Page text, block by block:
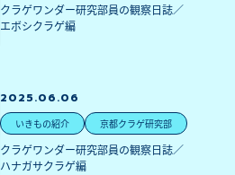
クラゲワンダー研究部員の観察日誌／
エボシクラゲ編
2025.06.06
いきもの紹介 京都クラゲ研究部
クラゲワンダー研究部員の観察日誌／
ハナガサクラゲ編